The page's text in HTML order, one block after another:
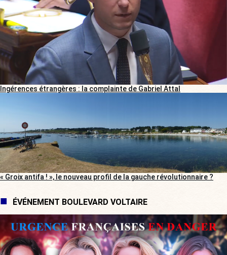
Ingérences étrangères : la complainte de Gabriel Attal
« Groix antifa ! », le nouveau profil de la gauche révolutionnaire ?
ÉVÉNEMENT BOULEVARD VOLTAIRE